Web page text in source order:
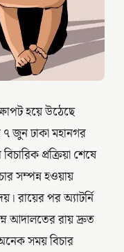
হয়ে উঠেছে
জুন ঢাকা মহানগর
প্রক্রিয়া শেষে
সম্পন্ন হওয়ায়
রায়ের পর অ্যাটর্নি
আদালতের রায় দ্রুত
সময় বিচার